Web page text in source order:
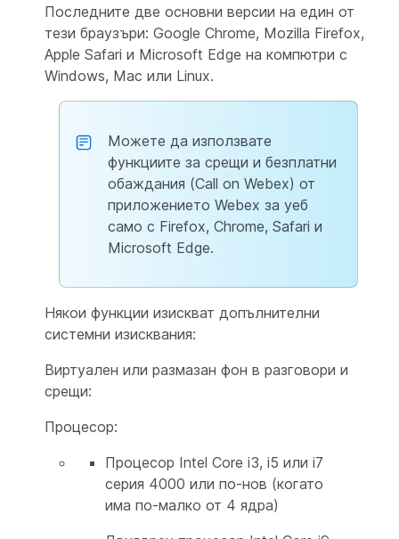
Последните две основни версии на един от
тези браузъри: Google Chrome, Mozilla Firefox,
Apple Safari и Microsoft Edge на компютри с
Windows, Mac или Linux.
Можете да използвате
функциите за срещи и безплатни
обаждания (Call on Webex) от
приложението Webex за уеб
само с Firefox, Chrome, Safari и
Microsoft Edge.
Някои функции изискват допълнителни
системни изисквания:
Виртуален или размазан фон в разговори и
срещи:
Процесор:
Процесор Intel Core i3, i5 или i7
серия 4000 или по-нов (когато
има по-малко от 4 ядра)